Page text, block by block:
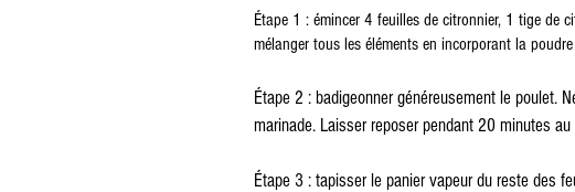
Étape 1 : émincer 4 feuilles de citronnier, 1 tige de
mélanger tous les éléments en incorporant la
Étape 2 : badigeonner généreusement le poulet.
marinade. Laisser reposer pendant 20 minutes au
Étape 3 : tapisser le panier vapeur du reste des